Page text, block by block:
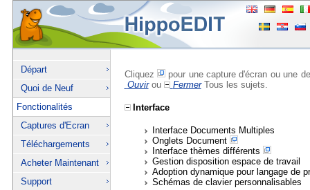
Départ
Quoi de Neuf
Fonctionalités
Captures d'Ecran
Téléchargements
Acheter Maintenant
Support
Cliquez
pour une capture d'écran ou une
Ouvirou FermerTous les sujets.
Interface
Interface Documents Multiples
Onglets Document
Interface thèmes différents
Gestion disposition espace de travail
Adoption dynamique pour langage de
Schémas de clavier personnalisables